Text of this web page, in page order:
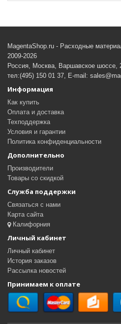
MagentaShop.ru - Расходные
2009-2026
Россия, Москва, Варшавское шоссе,
тел:(495) 150 01 37, E-mail:
Информация
Как купить
Оплата и доставка
Техподдержка
Условия и гарантии
Политика конфиденциальности
Дополнительно
Производители
Товары со скидкой
Служба поддержки
Связаться с нами
Карта сайта
Калифорния
Личный кабинет
Личный кабинет
История заказов
Рассылка новостей
Принимаем к оплате